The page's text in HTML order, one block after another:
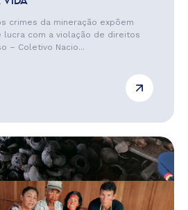
crimes da mineração expõem
lucra com a violação de direitos
– Coletivo Nacio...